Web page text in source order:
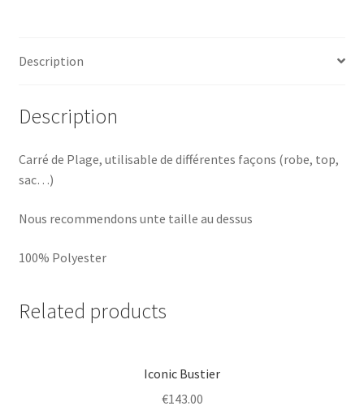
Description
Description
Carré de Plage, utilisable de différentes façons (robe, top,
sac…)
Nous recommendons unte taille au dessus
100% Polyester
Related products
Iconic Bustier
€143.00